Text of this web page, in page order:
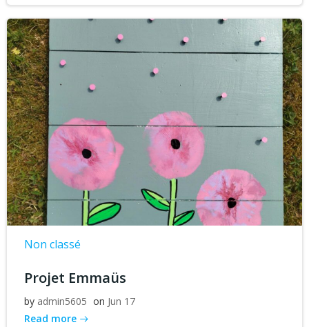
Non classé
Projet Emmaüs
by admin5605 on Jun 17
Read more